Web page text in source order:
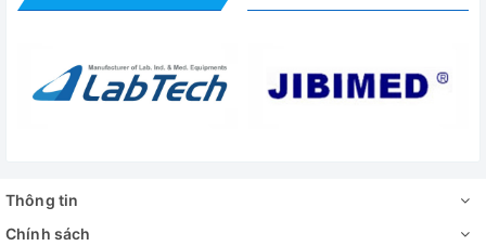
1250x1040x2240 mm
Công suất tiêu
Thông tin
Chính sách